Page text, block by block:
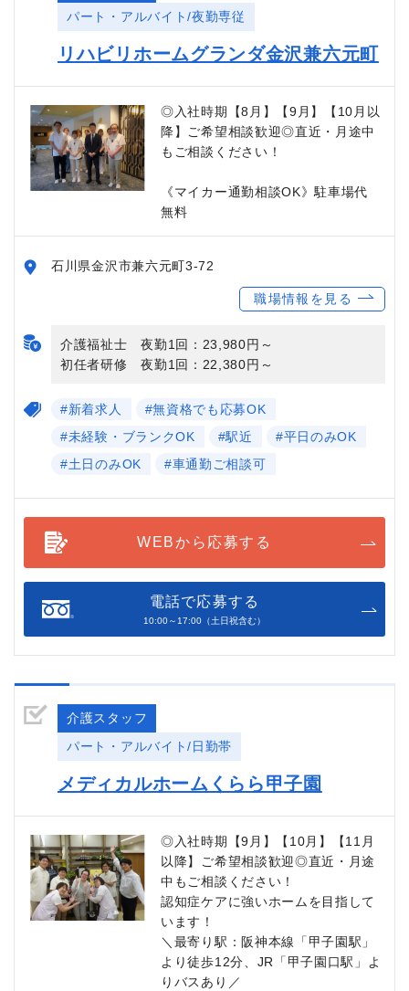
パート・アルバイト/夜勤専従
リハビリホームグランダ金沢兼六元町
◎入社時期【8月】【9月】【10月以
降】ご希望相談歓迎◎直近・月途中
もご相談ください！
《マイカー通勤相談OK》駐車場代
無料
石川県金沢市兼六元町3-72
職場情報を見る
介護福祉士 夜勤1回：23,980円～
初任者研修 夜勤1回：22,380円～
#新着求人
#無資格でも応募OK
#未経験・ブランクOK
#駅近
#平日のみOK
#土日のみOK
#車通勤ご相談可
WEBから応募する
電話で応募する
10:00～17:00（土日祝含む）
介護スタッフ
パート・アルバイト/日勤帯
メディカルホームくらら甲子園
◎入社時期【9月】【10月】【11月
以降】ご希望相談歓迎◎直近・月途
中もご相談ください！
認知症ケアに強いホームを目指して
います！
＼最寄り駅：阪神本線「甲子園駅」
より徒歩12分、JR「甲子園口駅」よ
りバスあり／